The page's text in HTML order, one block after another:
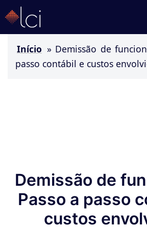
Início » Demissão de
passo contábil e custos
Demissão de
Passo a passo
custos